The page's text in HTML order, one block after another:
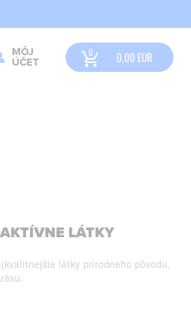
MÔJ
ÚČET
0,00 EUR
LÁTKY
látky prírodného pôvodu,